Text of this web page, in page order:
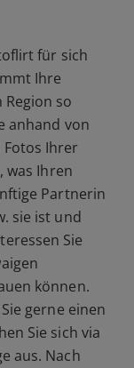
für sich
Ihre
so
anhand von
Ihrer
was Ihren
Partnerin
sie ist und
Sie
können.
gerne einen
Sie sich via
aus. Nach